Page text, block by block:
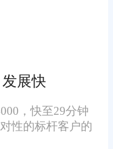
送至合作
沟通确
，可在线
流信息，
单的全流
库存数
场销售趋
发展快
，快至29分钟
性的标杆客户的